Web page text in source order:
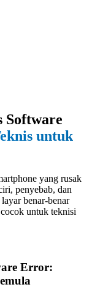
Software
untuk
yang rusak
penyebab, dan
benar-benar
untuk teknisi
Error: